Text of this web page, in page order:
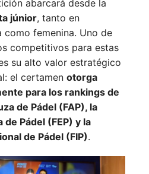
abarcará desde la
júnior, tanto en
como femenina. Uno de
competitivos para estas
su alto valor estratégico
el certamen otorga
para los rankings de
de Pádel (FAP), la
de Pádel (FEP) y la
de Pádel (FIP).